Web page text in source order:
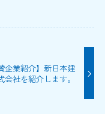
企業紹介】新日本建
会社を紹介します。